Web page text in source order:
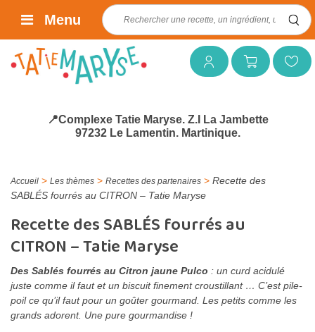
Mon compteMon panierMes favoris
Rechercher :
Menu
📍Complexe Tatie Maryse. Z.I La Jambette
97232 Le Lamentin. Martinique.
Accueil > Les thèmes > Recettes des partenaires > Recette des
SABLÉS fourrés au CITRON – Tatie Maryse
Recette des SABLÉS fourrés au
CITRON – Tatie Maryse
Des Sablés fourrés au Citron jaune Pulco : un curd acidulé
juste comme il faut et un biscuit finement croustillant … C’est pile-
poil ce qu’il faut pour un goûter gourmand. Les petits comme les
grands adorent. Une pure gourmandise !